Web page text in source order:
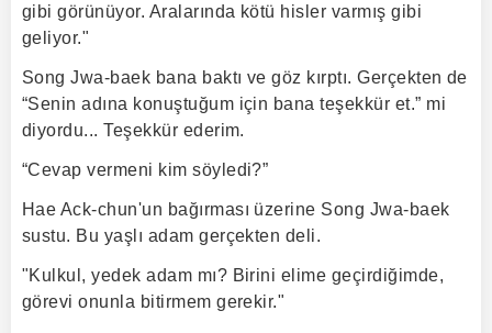
gibi görünüyor. Aralarında kötü hisler varmış gibi
geliyor."
Song Jwa-baek bana baktı ve göz kırptı. Gerçekten de
“Senin adına konuştuğum için bana teşekkür et.” mi
diyordu... Teşekkür ederim.
“Cevap vermeni kim söyledi?”
Hae Ack-chun'un bağırması üzerine Song Jwa-baek
sustu. Bu yaşlı adam gerçekten deli.
"Kulkul, yedek adam mı? Birini elime geçirdiğimde,
görevi onunla bitirmem gerekir."